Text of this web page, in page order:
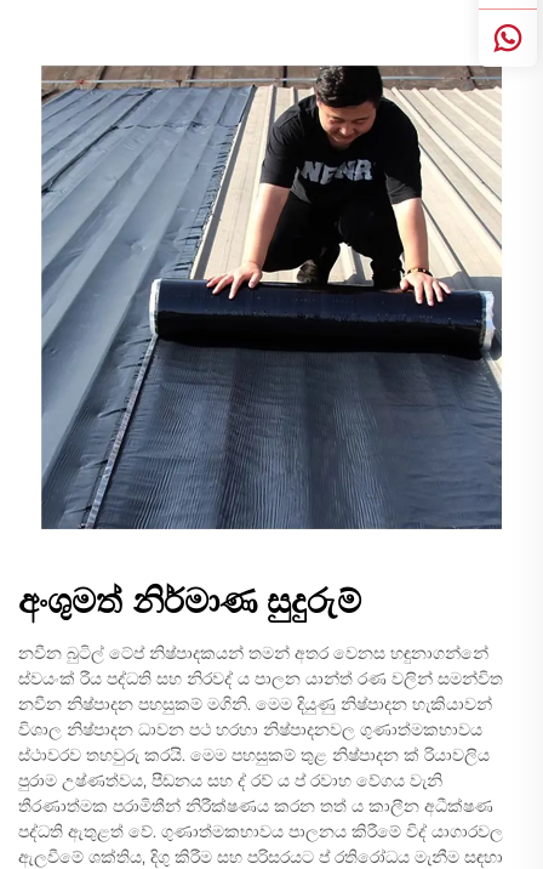
අංශුමත් නිර්මාණ සුදුරුම්
නවීන බුටිල් ටේප් නිෂ්පාදකයන් තමන් අතර වෙනස හඳුනාගන්නේ
ස්වයංක් රීය පද්ධති සහ නිරවද් ය පාලන යාන්ත් රණ වලින් සමන්විත
නවීන නිෂ්පාදන පහසුකම් මගිනි. මෙම දියුණු නිෂ්පාදන හැකියාවන්
විශාල නිෂ්පාදන ධාවන පථ හරහා නිෂ්පාදනවල ගුණාත්මකභාවය
ස්ථාවරව තහවුරු කරයි. මෙම පහසුකම් තුළ නිෂ්පාදන ක් රියාවලිය
පුරාම උෂ්ණත්වය, පීඩනය සහ ද් රව් ය ප් රවාහ වේගය වැනි
තීරණාත්මක පරාමිතීන් නිරීක්ෂණය කරන තත් ය කාලීන අධීක්ෂණ
පද්ධති ඇතුළත් වේ. ගුණාත්මකභාවය පාලනය කිරීමේ විද් යාගාරවල
ඇලවීමේ ශක්තිය, දිගු කිරීම සහ පරිසරයට ප් රතිරෝධය මැනීම සඳහා